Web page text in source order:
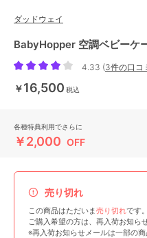
ダッドウェイ
BabyHopper 空調ベビーケ
4.33 (3件の口コ
￥16,500 税込
各種特典利用でさらに
￥2,000 OFF
売り切れ
この商品はただいま売り切れです。
ご購入希望の方は、再入荷お知ら
※再入荷お知らせメールは一部の商